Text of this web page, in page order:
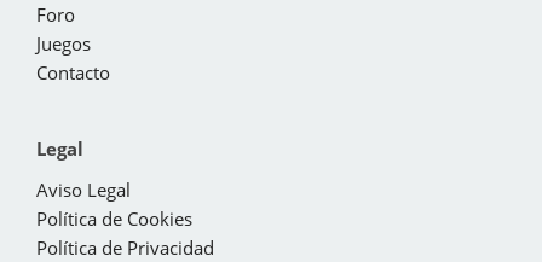
Foro
Juegos
Contacto
Legal
Aviso Legal
Política de Cookies
Política de Privacidad